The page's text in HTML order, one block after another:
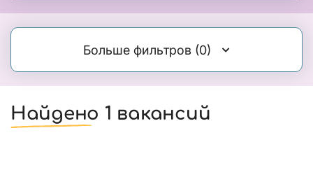
Больше фильтров (0)
Найдено 1 вакансий